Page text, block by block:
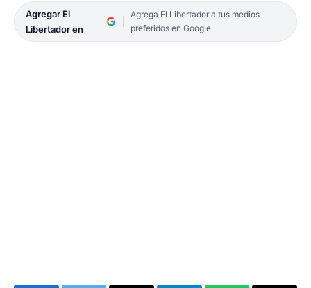
Agregar El
Libertador en
Agrega El Libertador a tus medios
preferidos en Google